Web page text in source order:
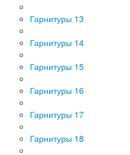
Гарнитуры 13
Гарнитуры 14
Гарнитуры 15
Гарнитуры 16
Гарнитуры 17
Гарнитуры 18